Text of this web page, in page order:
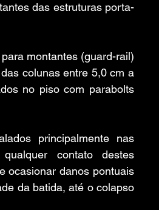
das estruturas porta-
montantes (guard-rail)
colunas entre 5,0 cm a
no piso com parabolts
principalmente nas
contato destes
ocasionar danos pontuais
da batida, até o colapso